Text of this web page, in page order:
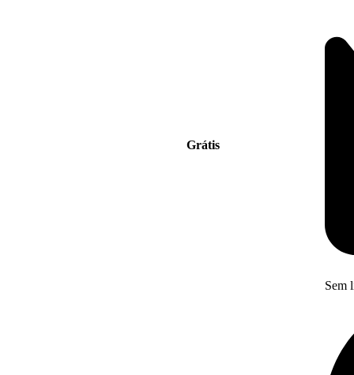
Grátis
Sem